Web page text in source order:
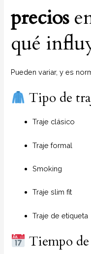
precios
qué
Pueden variar, y es
Tipo de
Traje clásico
Traje formal
Smoking
Traje slim fit
Traje de etiqueta
Tiempo